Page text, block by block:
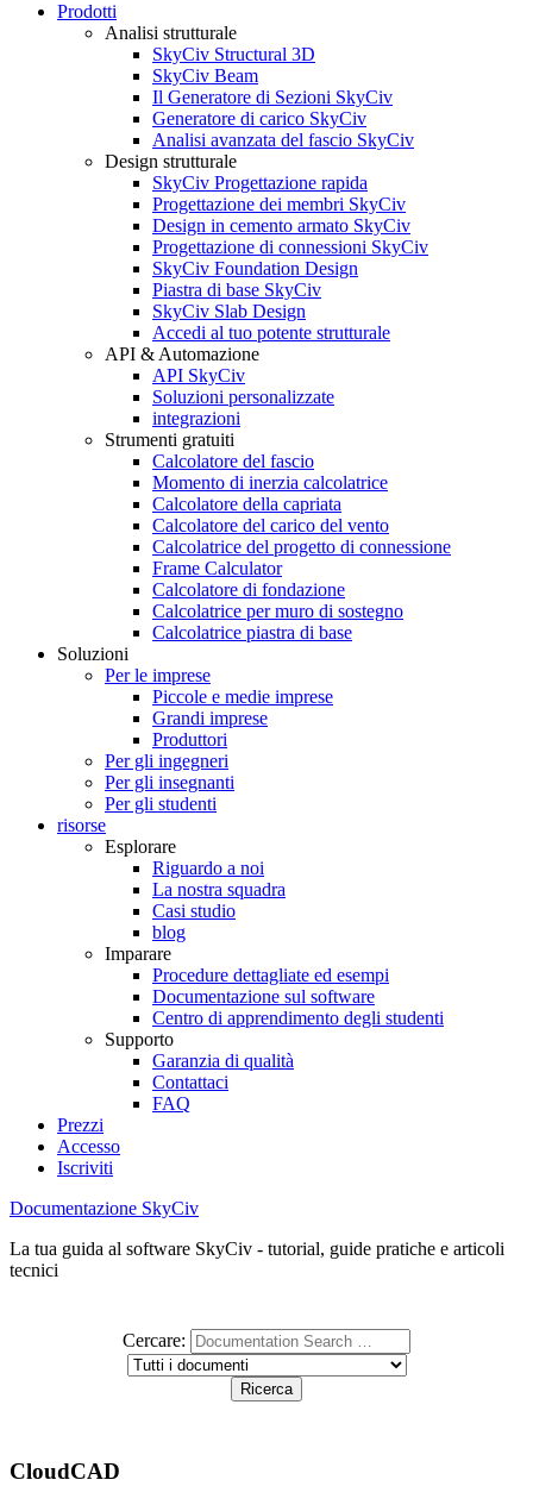
Prodotti
Analisi strutturale
SkyCiv Structural 3D
SkyCiv Beam
Il Generatore di Sezioni SkyCiv
Generatore di carico SkyCiv
Analisi avanzata del fascio SkyCiv
Design strutturale
SkyCiv Progettazione rapida
Progettazione dei membri SkyCiv
Design in cemento armato SkyCiv
Progettazione di connessioni SkyCiv
SkyCiv Foundation Design
Piastra di base SkyCiv
SkyCiv Slab Design
Accedi al tuo potente strutturale
API & Automazione
API SkyCiv
Soluzioni personalizzate
integrazioni
Strumenti gratuiti
Calcolatore del fascio
Momento di inerzia calcolatrice
Calcolatore della capriata
Calcolatore del carico del vento
Calcolatrice del progetto di connessione
Frame Calculator
Calcolatore di fondazione
Calcolatrice per muro di sostegno
Calcolatrice piastra di base
Soluzioni
Per le imprese
Piccole e medie imprese
Grandi imprese
Produttori
Per gli ingegneri
Per gli insegnanti
Per gli studenti
risorse
Esplorare
Riguardo a noi
La nostra squadra
Casi studio
blog
Imparare
Procedure dettagliate ed esempi
Documentazione sul software
Centro di apprendimento degli studenti
Supporto
Garanzia di qualità
Contattaci
FAQ
Prezzi
Accesso
Iscriviti
Documentazione SkyCiv
La tua guida al software SkyCiv - tutorial, guide pratiche e articoli
tecnici
Cercare:
CloudCAD